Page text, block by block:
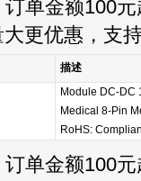
单金额100元
更优惠，支
描述
Module DC-DC
Medical 8-Pin
RoHS:
单金额100元